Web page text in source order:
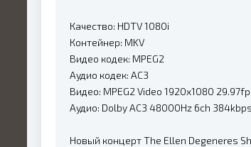
Качество: HDTV 1080i
Контейнер: MKV
Видео кодек: MPEG2
Аудио кодек: AC3
Видео: MPEG2 Video 1920x1080
Аудио: Dolby AC3 48000Hz 6ch 384kbps
Новый концерт The Ellen Degeneres